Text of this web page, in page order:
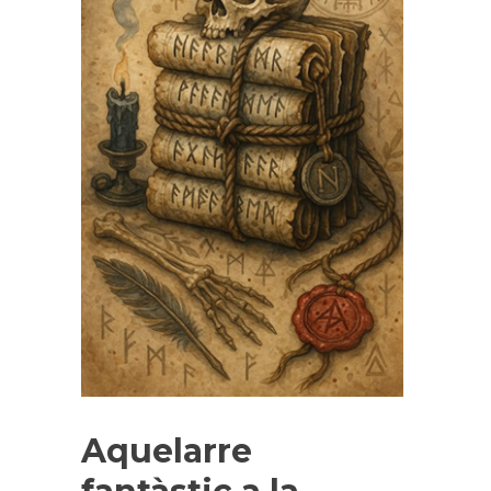
Aquelarre